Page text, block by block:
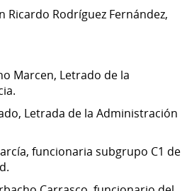
Ricardo Rodríguez Fernández,
Marcen, Letrado de la
Letrada de la Administración
funcionaria subgrupo C1 de